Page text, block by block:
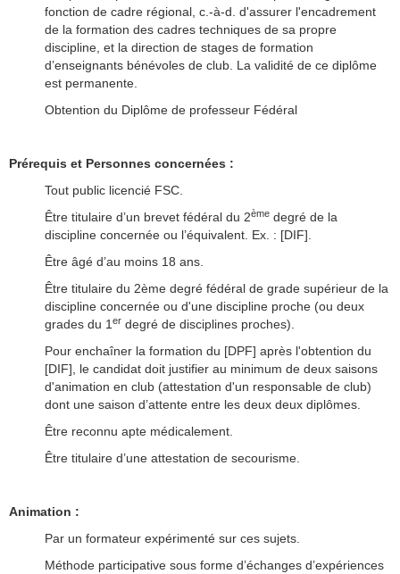
fonction de cadre régional, c.-à-d. d'assurer l'encadrement
de la formation des cadres techniques de sa propre
discipline, et la direction de stages de formation
d’enseignants bénévoles de club. La validité de ce diplôme
est permanente.
Obtention du Diplôme de professeur Fédéral
Prérequis et Personnes concernées :
Tout public licencié FSC.
Être titulaire d’un brevet fédéral du 2ème degré de la
discipline concernée ou l’équivalent. Ex. : [DIF].
Être âgé d’au moins 18 ans.
Être titulaire du 2ème degré fédéral de grade supérieur de la
discipline concernée ou d'une discipline proche (ou deux
grades du 1 er degré de disciplines proches).
Pour enchaîner la formation du [DPF] après l'obtention du
[DIF], le candidat doit justifier au minimum de deux saisons
d'animation en club (attestation d'un responsable de club)
dont une saison d’attente entre les deux deux diplômes.
Être reconnu apte médicalement.
Être titulaire d’une attestation de secourisme.
Animation :
Par un formateur expérimenté sur ces sujets.
Méthode participative sous forme d’échanges d’expériences